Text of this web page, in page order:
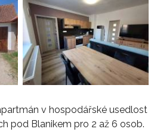
v hospodářské usedlost
pod Blanikem pro 2 až 6 osob.